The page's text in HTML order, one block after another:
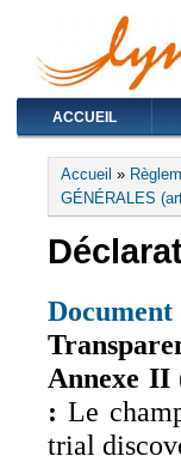
ACCUEIL
Vous êtes
Accueil »
GÉNÉRALES
Annexe II
:Le
trial